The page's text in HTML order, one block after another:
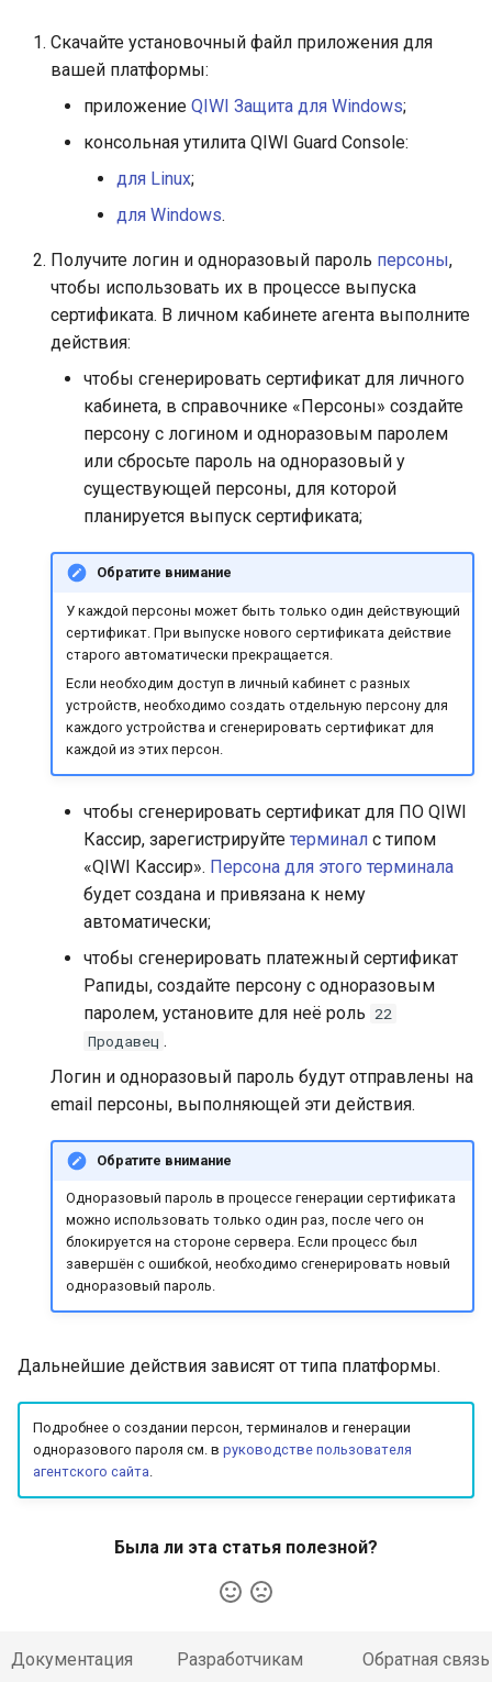
Скачайте установочный файл приложения для
вашей платформы:
приложение QIWI Защита для Windows;
консольная утилита QIWI Guard Console:
для Linux;
для Windows.
Получите логин и одноразовый пароль персоны,
чтобы использовать их в процессе выпуска
сертификата. В личном кабинете агента выполните
действия:
чтобы сгенерировать сертификат для личного
кабинета, в справочнике «Персоны» создайте
персону с логином и одноразовым паролем
или сбросьте пароль на одноразовый у
существующей персоны, для которой
планируется выпуск сертификата;
Обратите внимание
У каждой персоны может быть только один действующий
сертификат. При выпуске нового сертификата действие
старого автоматически прекращается.
Если необходим доступ в личный кабинет с разных
устройств, необходимо создать отдельную персону для
каждого устройства и сгенерировать сертификат для
каждой из этих персон.
чтобы сгенерировать сертификат для ПО QIWI
Кассир, зарегистрируйте терминал с типом
«QIWI Кассир». Персона для этого терминала
будет создана и привязана к нему
автоматически;
чтобы сгенерировать платежный сертификат
Рапиды, создайте персону с одноразовым
паролем, установите для неё роль 22
Продавец .
Логин и одноразовый пароль будут отправлены на
email персоны, выполняющей эти действия.
Обратите внимание
Одноразовый пароль в процессе генерации сертификата
можно использовать только один раз, после чего он
блокируется на стороне сервера. Если процесс был
завершён с ошибкой, необходимо сгенерировать новый
одноразовый пароль.
Дальнейшие действия зависят от типа платформы.
Подробнее о создании персон, терминалов и генерации
одноразового пароля см. в руководстве пользователя
агентского сайта.
Была ли эта статья полезной?
Документация Разработчикам Обратная связь